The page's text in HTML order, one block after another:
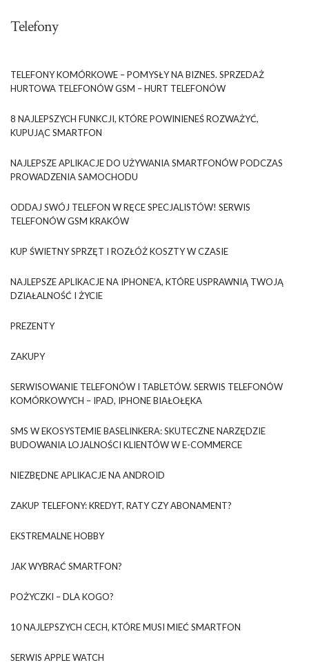
Telefony
TELEFONY KOMÓRKOWE – POMYSŁY NA BIZNES. SPRZEDAŻ
HURTOWA TELEFONÓW GSM – HURT TELEFONÓW
8 NAJLEPSZYCH FUNKCJI, KTÓRE POWINIENEŚ ROZWAŻYĆ,
KUPUJĄC SMARTFON
NAJLEPSZE APLIKACJE DO UŻYWANIA SMARTFONÓW PODCZAS
PROWADZENIA SAMOCHODU
ODDAJ SWÓJ TELEFON W RĘCE SPECJALISTÓW! SERWIS
TELEFONÓW GSM KRAKÓW
KUP ŚWIETNY SPRZĘT I ROZŁÓŻ KOSZTY W CZASIE
NAJLEPSZE APLIKACJE NA IPHONE’A, KTÓRE USPRAWNIĄ TWOJĄ
DZIAŁALNOŚĆ I ŻYCIE
PREZENTY
ZAKUPY
SERWISOWANIE TELEFONÓW I TABLETÓW. SERWIS TELEFONÓW
KOMÓRKOWYCH – IPAD, IPHONE BIAŁOŁĘKA
SMS W EKOSYSTEMIE BASELINKERA: SKUTECZNE NARZĘDZIE
BUDOWANIA LOJALNOŚCI KLIENTÓW W E-COMMERCE
NIEZBĘDNE APLIKACJE NA ANDROID
ZAKUP TELEFONY: KREDYT, RATY CZY ABONAMENT?
EKSTREMALNE HOBBY
JAK WYBRAĆ SMARTFON?
POŻYCZKI – DLA KOGO?
10 NAJLEPSZYCH CECH, KTÓRE MUSI MIEĆ SMARTFON
SERWIS APPLE WATCH